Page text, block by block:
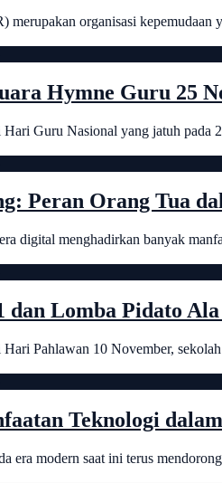
merupakan organisasi
Hymne Guru 25
Guru Nasional yang jatuh pada
Peran Orang Tua
digital menghadirkan banyak
dan Lomba Pidato
Pahlawan 10 November,
Teknologi
era modern saat ini terus